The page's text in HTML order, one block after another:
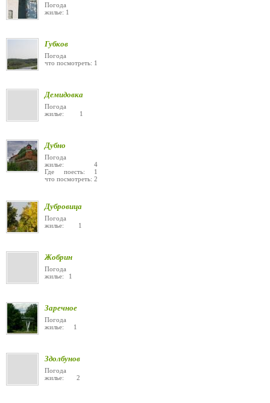
Погода
жилье: 1
Губков
Погода
что посмотреть: 1
Демидовка
Погода
жилье: 1
Дубно
Погода
жилье: 4
Где поесть: 1
что посмотреть: 2
Дубровица
Погода
жилье: 1
Жобрин
Погода
жилье: 1
Заречное
Погода
жилье: 1
Здолбунов
Погода
жилье: 2